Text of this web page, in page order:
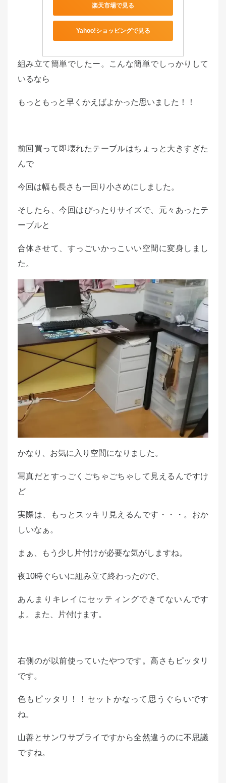
楽天市場で見る
Yahoo!ショッピングで見る
組み立て簡単でしたー。こんな簡単でしっかりして
いるなら
もっともっと早くかえばよかった思いました！！
前回買って即壊れたテーブルはちょっと大きすぎた
んで
今回は幅も長さも一回り小さめにしました。
そしたら、今回はぴったりサイズで、元々あったテ
ーブルと
合体させて、すっごいかっこいい空間に変身しまし
た。
かなり、お気に入り空間になりました。
写真だとすっごくごちゃごちゃして見えるんですけ
ど
実際は、もっとスッキリ見えるんです・・・。おか
しいなぁ。
まぁ、もう少し片付けが必要な気がしますね。
夜10時ぐらいに組み立て終わったので、
あんまりキレイにセッティングできてないんです
よ。また、片付けます。
右側のが以前使っていたやつです。高さもピッタリ
です。
色もピッタリ！！セットかなって思うぐらいです
ね。
山善とサンワサプライですから全然違うのに不思議
ですね。